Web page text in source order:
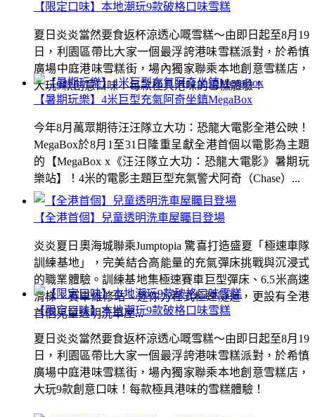
【限定口味】本地潮玩9款破格口味雪糕
夏日炎炎當然要食返杯涼透心嘅雪糕～由即日起至8月19
日，利園區帶比大家一個最浮誇港味雪糕派對，於希慎
廣場中庭港味雪糕街，場內獨家聯乘本地創意雪糕店，
大玩9款創意口味！每款極具港味的雪糕體驗！
【全港首個】兒童透明洗車屋矚目登場
炎炎夏日奧海城聯乘Jumptopia 驚喜打造盛夏「極速車隊
訓練基地」，完美結合高能量的充氣彈床挑戰與沉浸式
的職業體驗。訓練基地集極速賽車巨型彈床、6.5米高速
滑梯、賽車維修站、迷你方程式極速隧道，更設有全港
首個兒童透明洗車屋...
【暑期玩樂】4米巨型充氣阿奇坐鎮MegaBox
今年8月萬眾期待汪汪隊立大功：恐龍大電影全港公映！
MegaBox於8月1至31日隆重呈獻全港首個以電影為主題
的【MegaBox x《汪汪隊立大功：恐龍大電影》暑期玩
樂站】！4米的電影主題巨型充氣警犬阿奇（Chase）...
【限定口味】本地潮玩9款破格口味雪糕
夏日炎炎當然要食返杯涼透心嘅雪糕～由即日起至8月19
日，利園區帶比大家一個最浮誇港味雪糕派對，於希慎
廣場中庭港味雪糕街，場內獨家聯乘本地創意雪糕店，
大玩9款創意口味！每款極具港味的雪糕體驗！